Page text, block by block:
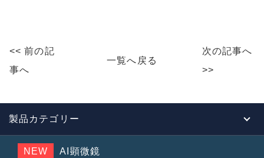
<< 前の記
事へ
一覧へ戻る
次の記事へ
>>
製品カテゴリー
NEW AI顕微鏡